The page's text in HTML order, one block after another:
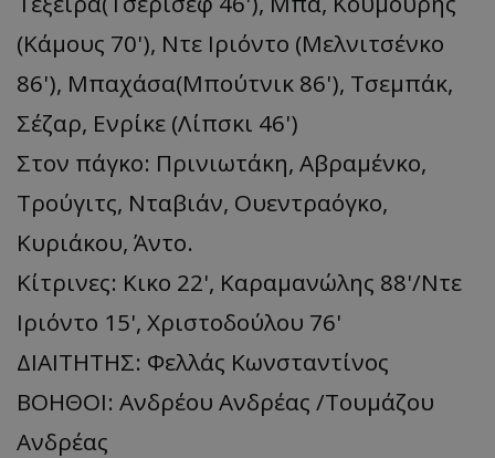
(Κάμους 70'), Ντε Ιριόντο (Μελνιτσένκο
86'), Μπαχάσα(Μπούτνικ 86'), Τσεμπάκ,
Σέζαρ, Ενρίκε (Λίπσκι 46')
Στον πάγκο: Πρινιωτάκη, Αβραμένκο,
Τρούγιτς, Νταβιάν, Ουεντραόγκο,
Κυριάκου, Άντο.
Κίτρινες: Κικο 22', Καραμανώλης 88'/Nτε
Ιριόντο 15', Χριστοδούλου 76'
ΔΙΑΙΤΗΤΗΣ: Φελλάς Κωνσταντίνος
ΒΟΗΘΟΙ: Ανδρέου Ανδρέας /Τουμάζου
Ανδρέας